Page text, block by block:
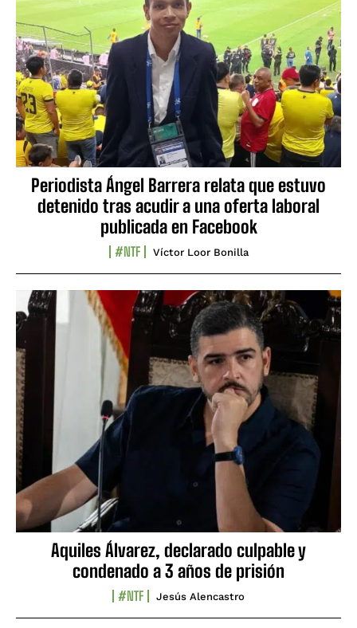
Periodista Ángel Barrera relata que estuvo
detenido tras acudir a una oferta laboral
publicada en Facebook
#NTF Víctor Loor Bonilla
Aquiles Álvarez, declarado culpable y
condenado a 3 años de prisión
#NTF Jesús Alencastro